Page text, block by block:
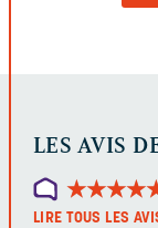
LES AVIS
★★★★
★★★★
LIRE TOUS LES